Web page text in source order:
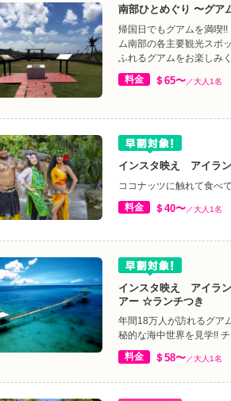
南部ひとめぐり 〜グア
帰国日でもグアムを満喫
ム南部の各主要観光スポ
ふれるグアムをお楽しみく
料金
＄65〜／大人1名
インスタ映え アイラ
ココナッツに触れて食べ
料金
＄40〜／大人1名
インスタ映え アイラ
アー ☆ランチつき
年間18万人が訪れるグア
秘的な海中世界を見学!!
料金
＄58〜／大人1名